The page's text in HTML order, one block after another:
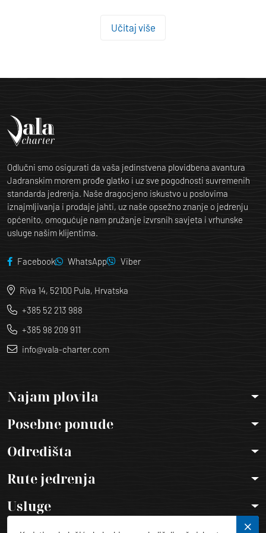
Učitaj više
Odlučni smo osigurati da vaša jedinstvena plovidbena avantura
Jadranskim morem prođe glatko i uz sve pogodnosti suvremenih
standarda jedrenja. Naše dragocjeno iskustvo u poslovima
iznajmljivanja i prodaje jahti, uz naše opsežno znanje o jedrenju
općenito, omogućuje nam pružanje izvrsnih savjeta i vrhunske
usluge našim klijentima.
Facebook WhatsApp Viber
Riva 14, 52100 Pula, Hrvatska
+385 52 213 988
+385 98 209 911
info@vala-charter.com
Najam plovila
Posebne ponude
Odredišta
Rute jedrenja
Usluge